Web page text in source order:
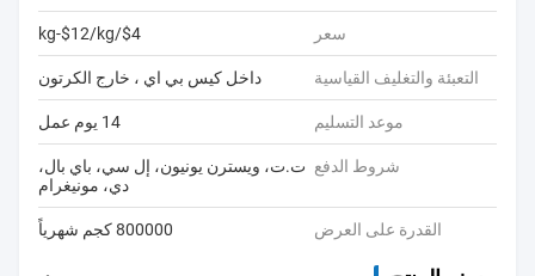
سعر $4/kg-$12/kg
التعبئة والتغليف القياسية داخل كيس بي اي ، خارج الكرتون
موعد التسليم 14 يوم عمل
شروط الدفع ت.ت، ويسترن يونيون، إل سي، باي بال،
دي، مونيغرام
القدرة على العرض 800000 كجم شهرياً